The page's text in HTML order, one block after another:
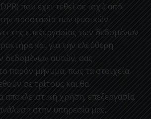
που έχει τεθεί σε ισχύ από
προστασία των φυσικών
της επεξεργασίας των δεδομένων
και για την ελεύθερη
δεδομένων αυτών, σας
παρόν μήνυμα, πως τα στοιχεία
σε τρίτους και θα
αποκλειστική χρήση, επεξεργασία
στην υπηρεσία μας.